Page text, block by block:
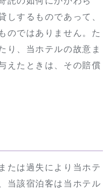
しするものであって、
のではありません。た
り、当ホテルの故意ま
えたときは、その賠償
は過失により当ホテ
当該宿泊客は当ホテル